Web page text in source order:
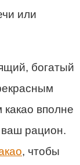
или
богатый
вполне
ваш рацион.
, чтобы